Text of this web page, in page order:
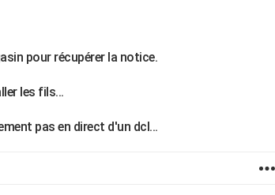
pour récupérer la notice.
les fils...
pas en direct d'un dcl...